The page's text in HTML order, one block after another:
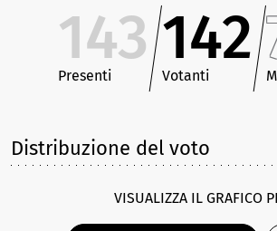
143
Presenti
142
Votanti
Distribuzione del voto
VISUALIZZA IL GRAFICO